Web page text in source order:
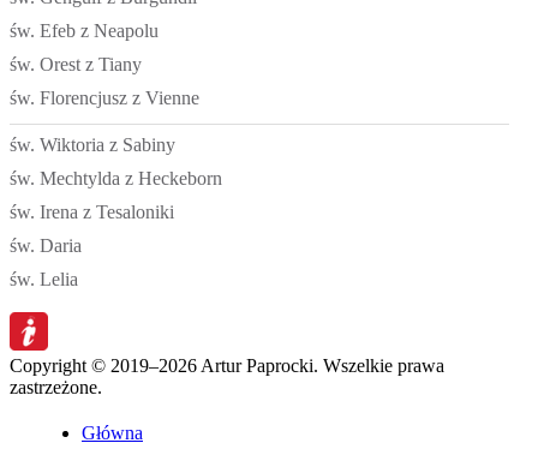
św. Efeb z Neapolu
św. Orest z Tiany
św. Florencjusz z Vienne
św. Wiktoria z Sabiny
św. Mechtylda z Heckeborn
św. Irena z Tesaloniki
św. Daria
św. Lelia
Copyright © 2019–2026 Artur Paprocki. Wszelkie prawa
zastrzeżone.
Główna